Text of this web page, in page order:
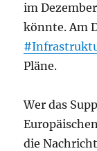
im
könnte. Am
Pläne.
Wer das
die